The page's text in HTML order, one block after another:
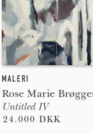
MALERI
Rose Marie
Untitled IV
24.000 DKK